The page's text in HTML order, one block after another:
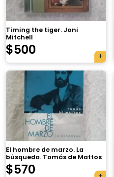
Timing the tiger. Joni
Mitchell
$500
El hombre de marzo. La
búsqueda. Tomás de Mattos
$570